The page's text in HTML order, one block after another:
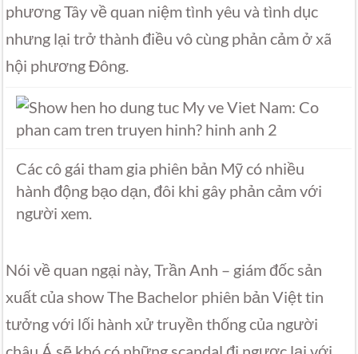
phương Tây về quan niệm tình yêu và tình dục
nhưng lại trở thành điều vô cùng phản cảm ở xã
hội phương Đông.
Các cô gái tham gia phiên bản Mỹ có nhiều
hành động bạo dạn, đôi khi gây phản cảm với
người xem.
Nói về quan ngại này, Trần Anh – giám đốc sản
xuất của show The Bachelor phiên bản Việt tin
tưởng với lối hành xử truyền thống của người